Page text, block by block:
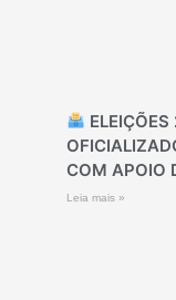
COM APOIO
Leia mais »